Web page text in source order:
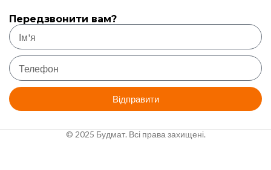
Передзвонити вам?
Відправити
© 2025 Будмат. Всі права захищені.